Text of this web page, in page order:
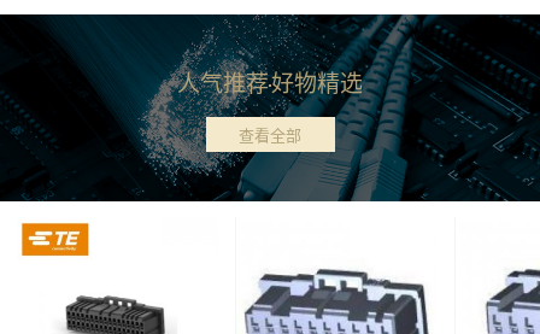
人气推荐好物精选
查看全部